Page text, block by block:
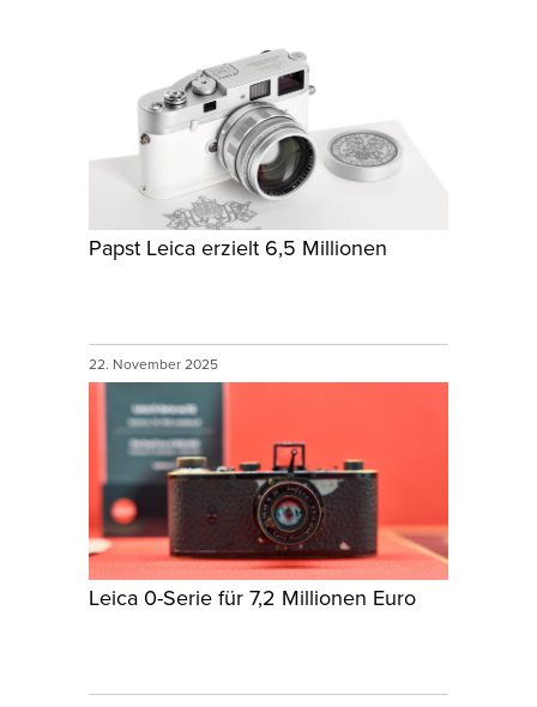
Papst Leica erzielt 6,5 Millionen
22. November 2025
Leica 0-Serie für 7,2 Millionen Euro